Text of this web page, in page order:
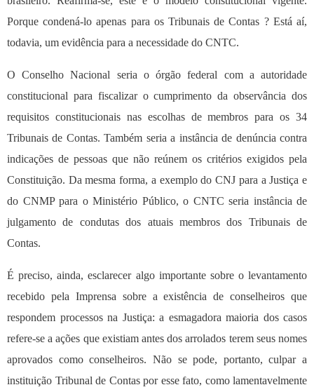
Porque condená-lo apenas para os Tribunais de Contas ? Está aí,
todavia, um evidência para a necessidade do CNTC.
O Conselho Nacional seria o órgão federal com a autoridade
constitucional para fiscalizar o cumprimento da observância dos
requisitos constitucionais nas escolhas de membros para os 34
Tribunais de Contas. Também seria a instância de denúncia contra
indicações de pessoas que não reúnem os critérios exigidos pela
Constituição. Da mesma forma, a exemplo do CNJ para a Justiça e
do CNMP para o Ministério Público, o CNTC seria instância de
julgamento de condutas dos atuais membros dos Tribunais de
Contas.
É preciso, ainda, esclarecer algo importante sobre o levantamento
recebido pela Imprensa sobre a existência de conselheiros que
respondem processos na Justiça: a esmagadora maioria dos casos
refere-se a ações que existiam antes dos arrolados terem seus nomes
aprovados como conselheiros. Não se pode, portanto, culpar a
instituição Tribunal de Contas por esse fato, como lamentavelmente